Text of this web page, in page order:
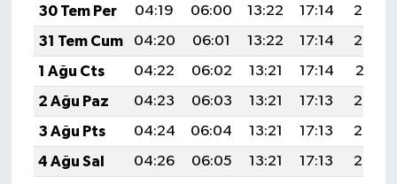
30 Tem Per
04:19 06:00 13:22 17:14
20:33
31 Tem Cum
04:20 06:01 13:22 17:14
20:32
1 Ağu Cts
04:22 06:02 13:21 17:14
20:31
2 Ağu Paz
04:23 06:03 13:21 17:13
20:30
3 Ağu Pts
04:24 06:04 13:21 17:13
20:29
4 Ağu Sal
04:26 06:05 13:21 17:13
20:28